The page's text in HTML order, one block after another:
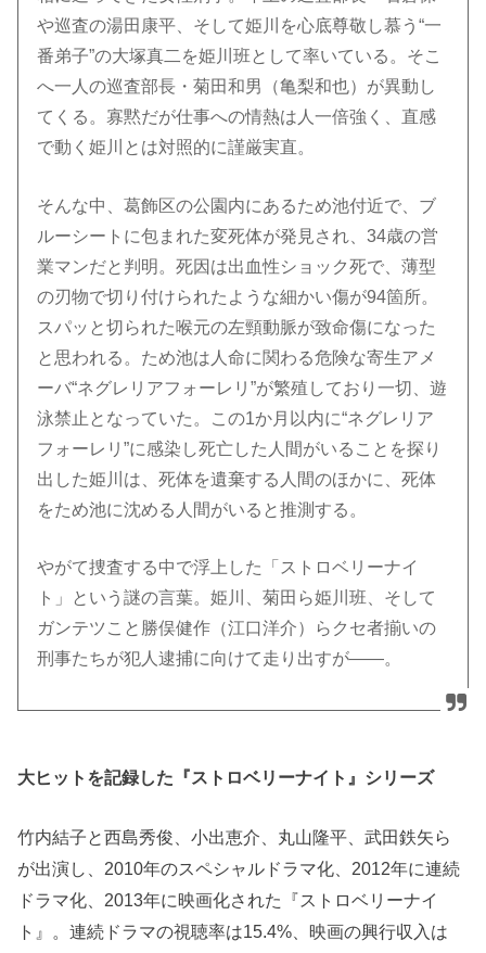
や巡査の湯田康平、そして姫川を心底尊敬し慕う“一
番弟子”の大塚真二を姫川班として率いている。そこ
へ一人の巡査部長・菊田和男（亀梨和也）が異動し
てくる。寡黙だが仕事への情熱は人一倍強く、直感
で動く姫川とは対照的に謹厳実直。
そんな中、葛飾区の公園内にあるため池付近で、ブ
ルーシートに包まれた変死体が発見され、34歳の営
業マンだと判明。死因は出血性ショック死で、薄型
の刃物で切り付けられたような細かい傷が94箇所。
スパッと切られた喉元の左頸動脈が致命傷になった
と思われる。ため池は人命に関わる危険な寄生アメ
ーバ“ネグレリアフォーレリ”が繁殖しており一切、遊
泳禁止となっていた。この1か月以内に“ネグレリア
フォーレリ”に感染し死亡した人間がいることを探り
出した姫川は、死体を遺棄する人間のほかに、死体
をため池に沈める人間がいると推測する。
やがて捜査する中で浮上した「ストロベリーナイ
ト」という謎の言葉。姫川、菊田ら姫川班、そして
ガンテツこと勝俣健作（江口洋介）らクセ者揃いの
刑事たちが犯人逮捕に向けて走り出すが――。
大ヒットを記録した『ストロベリーナイト』シリーズ
竹内結子と西島秀俊、小出恵介、丸山隆平、武田鉄矢ら
が出演し、2010年のスペシャルドラマ化、2012年に連続
ドラマ化、2013年に映画化された『ストロベリーナイ
ト』。連続ドラマの視聴率は15.4%、映画の興行収入は